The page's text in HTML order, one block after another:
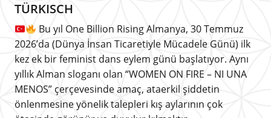
TÜRKISCH
Bu yıl One Billion Rising Almanya, 30 Temmuz
2026’da (Dünya İnsan Ticaretiyle Mücadele Günü) ilk
kez ek bir feminist dans eylem günü başlatıyor. Aynı
yıllık Alman sloganı olan “WOMEN ON FIRE – NI UNA
MENOS” çerçevesinde amaç, ataerkil şiddetin
önlenmesine yönelik talepleri kış aylarının çok